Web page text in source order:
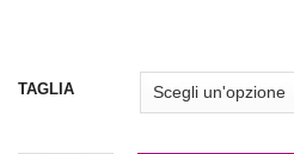
TAGLIA